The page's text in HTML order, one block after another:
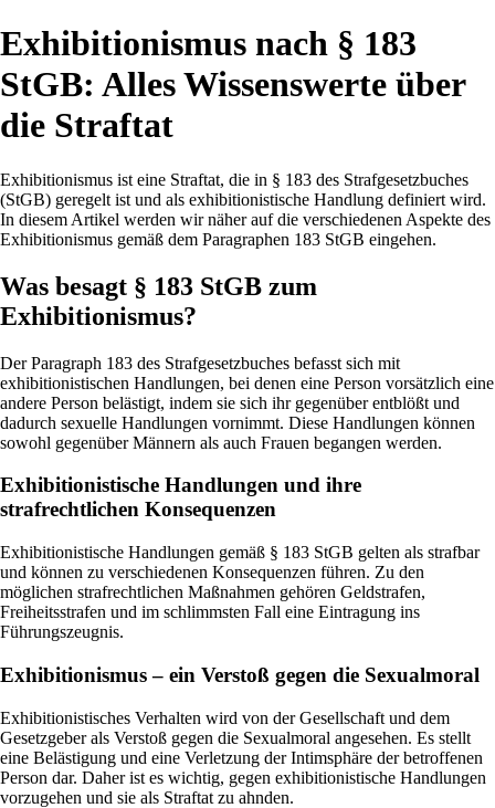
Exhibitionismus nach § 183
StGB: Alles Wissenswerte über
die Straftat
Exhibitionismus ist eine Straftat, die in § 183 des Strafgesetzbuches
(StGB) geregelt ist und als exhibitionistische Handlung definiert wird.
In diesem Artikel werden wir näher auf die verschiedenen Aspekte des
Exhibitionismus gemäß dem Paragraphen 183 StGB eingehen.
Was besagt § 183 StGB zum
Exhibitionismus?
Der Paragraph 183 des Strafgesetzbuches befasst sich mit
exhibitionistischen Handlungen, bei denen eine Person vorsätzlich eine
andere Person belästigt, indem sie sich ihr gegenüber entblößt und
dadurch sexuelle Handlungen vornimmt. Diese Handlungen können
sowohl gegenüber Männern als auch Frauen begangen werden.
Exhibitionistische Handlungen und ihre
strafrechtlichen Konsequenzen
Exhibitionistische Handlungen gemäß § 183 StGB gelten als strafbar
und können zu verschiedenen Konsequenzen führen. Zu den
möglichen strafrechtlichen Maßnahmen gehören Geldstrafen,
Freiheitsstrafen und im schlimmsten Fall eine Eintragung ins
Führungszeugnis.
Exhibitionismus – ein Verstoß gegen die Sexualmoral
Exhibitionistisches Verhalten wird von der Gesellschaft und dem
Gesetzgeber als Verstoß gegen die Sexualmoral angesehen. Es stellt
eine Belästigung und eine Verletzung der Intimsphäre der betroffenen
Person dar. Daher ist es wichtig, gegen exhibitionistische Handlungen
vorzugehen und sie als Straftat zu ahnden.